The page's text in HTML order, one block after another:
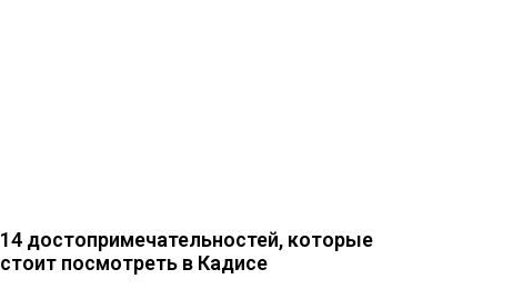
14 достопримечательностей, которые
стоит посмотреть в Кадисе